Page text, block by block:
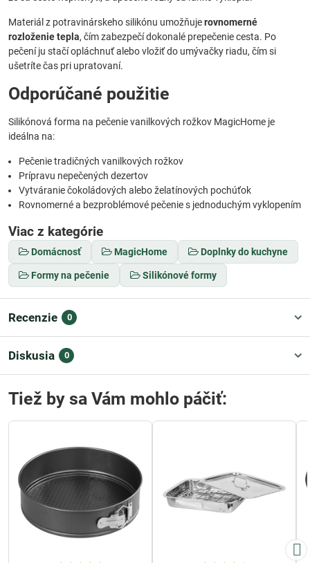
Materiál z potravinárskeho silikónu umožňujerovnomerné
rozloženie tepla, čím zabezpečí dokonalé prepečenie cesta. Po
pečení ju stačí opláchnuť alebo vložiť do umývačky riadu, čím si
ušetríte čas pri upratovaní.
Odporúčané použitie
Silikónová forma na pečenie vanilkových rožkov MagicHome je
ideálna na:
Pečenie tradičných vanilkových rožkov
Prípravu nepečených dezertov
Vytváranie čokoládových alebo želatínových pochúťok
Rovnomerné a bezproblémové pečenie s jednoduchým vyklopením
Viac z kategórie
Domácnosť MagicHome Doplnky do kuchyne
Formy na pečenie Silikónové formy
Recenzie 0
Diskusia 0
Tiež by sa Vám mohlo páčiť: